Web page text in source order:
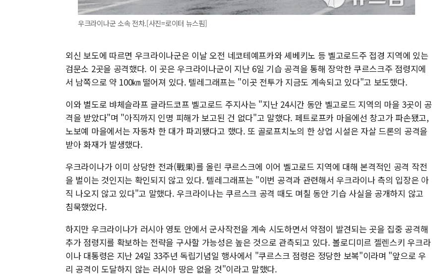
우크라이나군 소속 전차.[사진=로이터 뉴스핌]
외신 보도에 따르면 우크라이나군은 이날 오전 네코테예프카와 셰베키노 등 벨고로드주 접경 지역에 있는
검문소 2곳을 공격했다. 이 곳은 우크라이나군이 지난 6일 기습 공격을 통해 장악한 쿠르스크주 점령지에
서 남쪽으로 약 100㎞ 떨어져 있다. 텔레그래프는 "이곳 전투가 지금도 계속되고 있다"고 보도했다.
이와 별도로 뱌체슬라프 글라드코프 벨고로드 주지사는 "지난 24시간 동안 벨고로드 지역의 마을 3곳이 공
격을 받았다"며 "아직까지 인명 피해가 보고된 건 없다"고 말했다. 페트로프카 마을에선 창고가 파손됐고,
노보예 마을에서는 자동차 한 대가 파괴됐다고 했다. 또 골로프치노의 한 상업 시설은 자살 드론의 공격을
받아 화재가 발생했다.
우크라이나가 이미 상당한 전과(戰果)를 올린 쿠르스크에 이어 벨고로드 지역에 대해 본격적인 공격 작전
을 벌이는 것인지는 확인되지 않고 있다. 텔레그래프는 "이번 공격과 관련해서 우크라이나 측의 입장은 아
직 나오지 않고 있다"고 말했다. 우크라이나는 쿠르스크 공격 때도 며칠 동안 기습 사실을 공개하지 않고
침묵했었다.
하지만 우크라이나가 러시아 영토 안에서 군사작전을 계속 시도하면서 약점이 발견되는 곳을 집중 공격해
추가 점령지를 확보하는 전략을 구사할 가능성은 높은 것으로 관측되고 있다. 볼로디미르 젤렌스키 우크라
이나 대통령은 지난 24일 33주년 독립기념일 행사에서 "쿠르스크 점령은 정당한 보복"이라며 "앞으로 우
리 공격이 도달하지 않는 러시아 땅은 없을 것"이라고 말했다.